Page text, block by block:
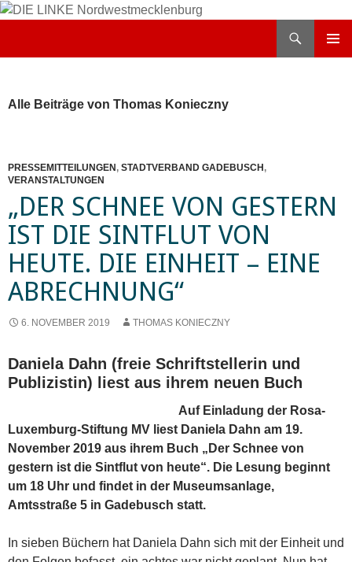
Zum
Alle Beiträge von Thomas Konieczny
PRESSEMITTEILUNGEN, STADTVERBAND GADEBUSCH,
VERANSTALTUNGEN
„DER SCHNEE VON GESTERN
IST DIE SINTFLUT VON
HEUTE. DIE EINHEIT – EINE
ABRECHNUNG“
6. NOVEMBER 2019 THOMAS KONIECZNY
Daniela Dahn (freie Schriftstellerin und
Publizistin) liest aus ihrem neuen Buch
Auf Einladung der Rosa-
Luxemburg-Stiftung MV liest Daniela Dahn am 19.
November 2019 aus ihrem Buch „Der Schnee von
gestern ist die Sintflut von heute“. Die Lesung beginnt
um 18 Uhr und findet in der Museumsanlage,
Amtsstraße 5 in Gadebusch statt.
In sieben Büchern hat Daniela Dahn sich mit der Einheit und